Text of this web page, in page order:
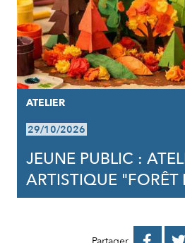
ATELIER
29/10/2026
JEUNE PUBLIC :
ARTISTIQUE "FORÊT